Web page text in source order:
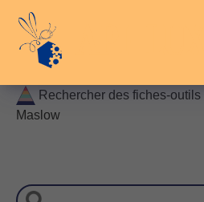
content
Rechercher des fiches-
Maslow
c